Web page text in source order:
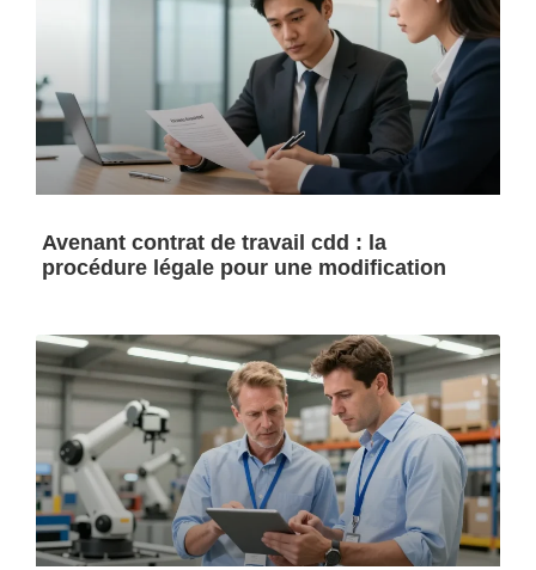
Avenant contrat de travail cdd : la
procédure légale pour une modification